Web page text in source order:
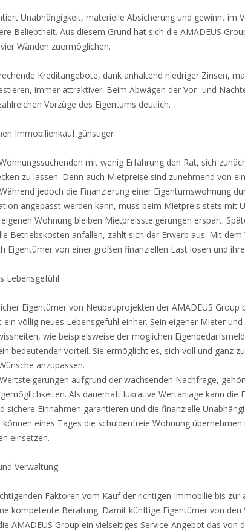
Unabhängigkeit, materielle Absicherung und gewinnt im
Beliebtheit. Aus diesem Grund hat sich die AMADEUS
Wänden zuermöglichen.
Kreditangebote, dank anhaltend niedriger Zinsen,
immer attraktiver. Beim Abwägen der Vor- und
Vorzüge des Eigentums deutlich.
Immobilienkauf günstiger
mit wenig Erfahrung den Rat, sich
zu lassen. Denn auch Mietpreise sind zunehmend von
jedoch die Finanzierung einer Eigentumswohnung
angepasst werden kann, muss beim Mietpreis stets mit
Wohnung bleiben Mietpreissteigerungen erspart.
Betriebskosten anfallen, zahlt sich der Erwerb aus. Mit
Eigentümer von einer großen finanziellen Last lösen und
Lebensgefühl
Eigentümer von Neubauprojekten der AMADEUS
völlig neues Lebensgefühl einher. Sein eigener Mieter
wie beispielsweise der möglichen
bedeutender Vorteil. Sie ermöglicht es, sich voll und ganz
anzupassen.
aufgrund der wachsenden Nachfrage,
Als dauerhaft lukrative Wertanlage kann die
sichere Einnahmen garantieren und die finanzielle
eines Tages die schuldenfreie Wohnung übernehmen
einsetzen.
Verwaltung
Faktoren vom Kauf der richtigen Immobilie bis zur
kompetente Beratung. Damit künftige Eigentümer von den
AMADEUS Group ein vielseitiges Service-Angebot das von